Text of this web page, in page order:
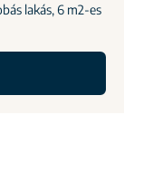
lakás, 6 m2-es